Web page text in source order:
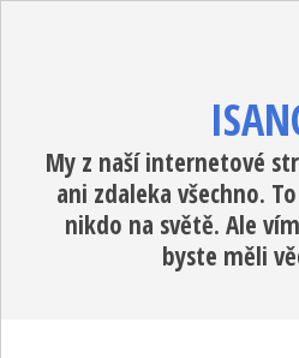
My z naší internetové
ani zdaleka všechno.
nikdo na světě. Ale
byste měli